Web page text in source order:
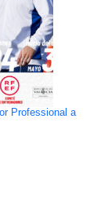
Professional a